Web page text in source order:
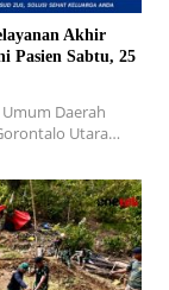
Akhir
Pasien Sabtu, 25
Umum Daerah
Utara…